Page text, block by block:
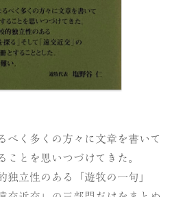
べく多くの方々に文章を書いて
ことを思いつづけてきた。
独立性のある「遊牧の一句」